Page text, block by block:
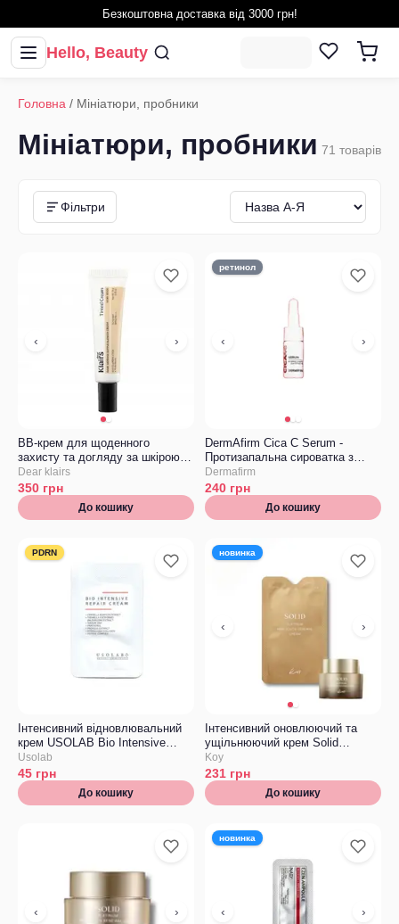
Безкоштовна доставка від 3000 грн!
Hello, Beauty
Головна / Мініатюри, пробники
Мініатюри, пробники 71 товарів
Фільтри
‹ ›
BB-крем для щоденного
захисту та догляду за шкірою
DEAR, KLAIRS Daily Defense
Supple Blemish Cream Ivory
Beige, Мініатюра
Dear klairs
350 грн
До кошику
ретинол
‹ ›
DermAfirm Cica C Serum -
Протизапальна сироватка з
центелою, Мініатюра
Dermafirm
240 грн
До кошику
PDRN
Інтенсивний відновлювальний
крем USOLAB Bio Intensive
Repair Cream ТЕСТЕР
Usolab
45 грн
До кошику
новинка
‹ ›
Інтенсивний оновлюючий та
ущільнюючий крем Solid
Platinum Koy NMN Youth
Renewal Cream ТЕСТЕР
Koy
231 грн
До кошику
‹ ›
новинка
‹ ›